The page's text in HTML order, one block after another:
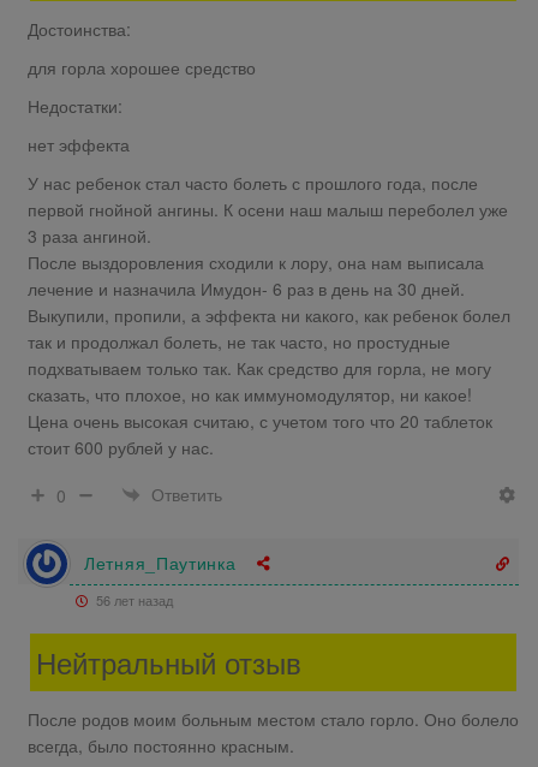
Достоинства:
для горла хорошее средство
Недостатки:
нет эффекта
У нас ребенок стал часто болеть с прошлого года, после
первой гнойной ангины. К осени наш малыш переболел уже
3 раза ангиной.
После выздоровления сходили к лору, она нам выписала
лечение и назначила Имудон- 6 раз в день на 30 дней.
Выкупили, пропили, а эффекта ни какого, как ребенок болел
так и продолжал болеть, не так часто, но простудные
подхватываем только так. Как средство для горла, не могу
сказать, что плохое, но как иммуномодулятор, ни какое!
Цена очень высокая считаю, с учетом того что 20 таблеток
стоит 600 рублей у нас.
0
Ответить
Летняя_Паутинка
56 лет назад
Нейтральный отзыв
После родов моим больным местом стало горло. Оно болело
всегда, было постоянно красным.